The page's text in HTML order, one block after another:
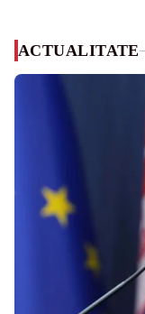
ACTUALITATE